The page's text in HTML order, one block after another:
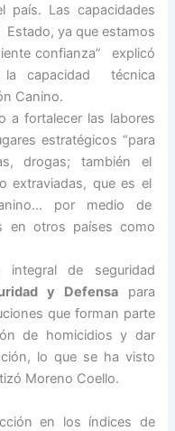
país. Las capacidades
ya que estamos
confianza” explicó
capacidad técnica
Canino.
a fortalecer las labores
estratégicos “para
drogas; también el
extraviadas, que es el
por medio de
en otros países como
integral de seguridad
y Defensapara
que forman parte
de homicidios y dar
lo que se ha visto
Moreno Coello.
en los índices de